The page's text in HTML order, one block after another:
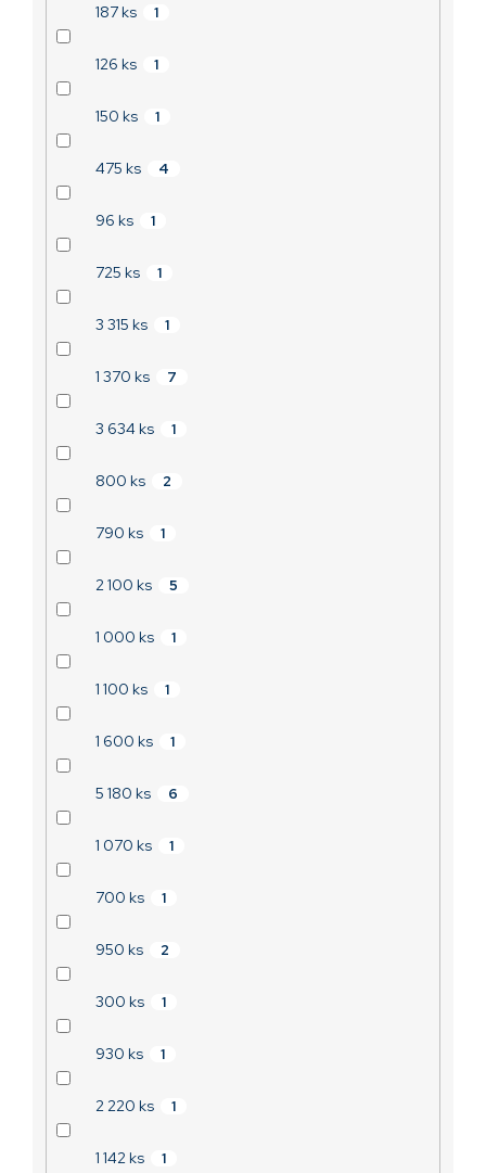
187 ks 1
126 ks 1
150 ks 1
475 ks 4
96 ks 1
725 ks 1
3 315 ks 1
1 370 ks 7
3 634 ks 1
800 ks 2
790 ks 1
2 100 ks 5
1 000 ks 1
1 100 ks 1
1 600 ks 1
5 180 ks 6
1 070 ks 1
700 ks 1
950 ks 2
300 ks 1
930 ks 1
2 220 ks 1
1 142 ks 1